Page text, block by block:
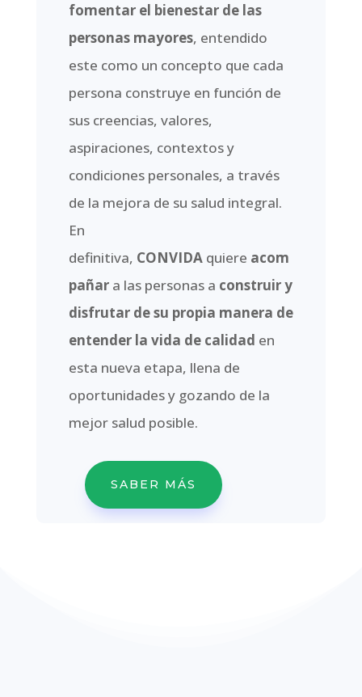
fomentar el bienestar de las
personas mayores, entendido
este como un concepto que cada
persona construye en función de
sus creencias, valores,
aspiraciones, contextos y
condiciones personales, a través
de la mejora de su salud integral.
En
definitiva, CONVIDA quiere acom
pañar a las personas a construir y
disfrutar de su propia manera de
entender la vida de calidad en
esta nueva etapa, llena de
oportunidades y gozando de la
mejor salud posible.
SABER MÁS